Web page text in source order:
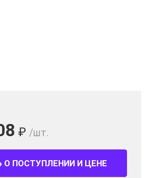
₽ /шт.
О ПОСТУПЛЕНИИ И ЦЕНЕ